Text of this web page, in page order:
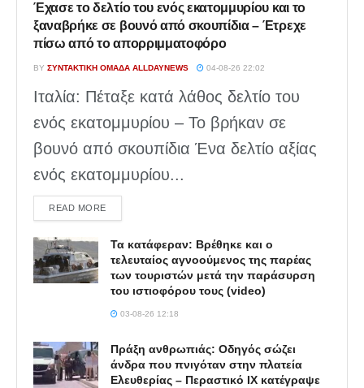
Έχασε το δελτίο του ενός εκατομμυρίου και το
ξαναβρήκε σε βουνό από σκουπίδια – Έτρεχε
πίσω από το απορριμματοφόρο
BY ΣΥΝΤΑΚΤΙΚΉ ΟΜΆΔΑ ALLDAYNEWS 04-08-26 22:02
Ιταλία: Πέταξε κατά λάθος δελτίο του
ενός εκατομμυρίου – Το βρήκαν σε
βουνό από σκουπίδια Ένα δελτίο αξίας
ενός εκατομμυρίου...
READ MOREDETAILS
Τα κατάφεραν: Βρέθηκε και ο
τελευταίος αγνοούμενος της παρέας
των τουριστών μετά την παράσυρση
του ιστιοφόρου τους (video)
03-08-26 12:18
Πράξη ανθρωπιάς: Οδηγός σώζει
άνδρα που πνιγόταν στην πλατεία
Ελευθερίας – Περαστικό ΙΧ κατέγραψε